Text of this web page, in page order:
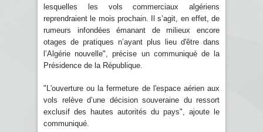
lesquelles les vols commerciaux algériens
reprendraient le mois prochain. Il s’agit, en effet, de
rumeurs infondées émanant de milieux encore
otages de pratiques n’ayant plus lieu d'être dans
l’Algérie nouvelle", précise un communiqué de la
Présidence de la République.
"L'ouverture ou la fermeture de l'espace aérien aux
vols relève d’une décision souveraine du ressort
exclusif des hautes autorités du pays", ajoute le
communiqué.